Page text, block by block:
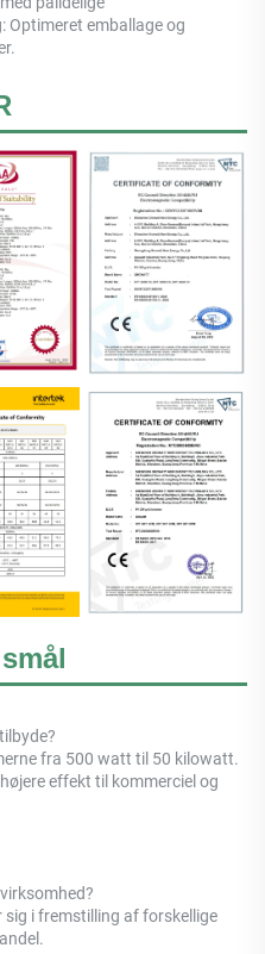
Optimeret emballage og
fra 500 watt til 50 kilowatt.
effekt til kommerciel og
sig i fremstilling af forskellige